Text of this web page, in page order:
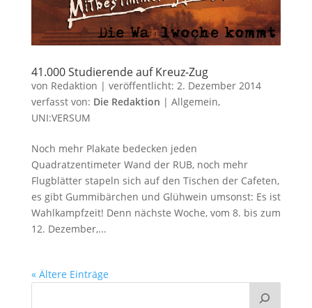
41.000 Studierende auf Kreuz-Zug
von Redaktion | veröffentlicht: 2. Dezember 2014
verfasst von: Die Redaktion | Allgemein,
UNI:VERSUM
Noch mehr Plakate bedecken jeden
Quadratzentimeter Wand der RUB, noch mehr
Flugblätter stapeln sich auf den Tischen der Cafeten,
es gibt Gummibärchen und Glühwein umsonst: Es ist
Wahlkampfzeit! Denn nächste Woche, vom 8. bis zum
12. Dezember,...
« Ältere Einträge